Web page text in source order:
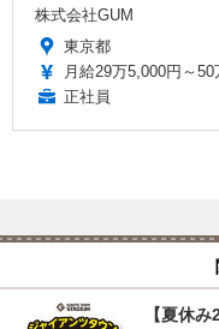
株式会社GUM
東京都
月給29万5,000円～50
正社員
【夏休